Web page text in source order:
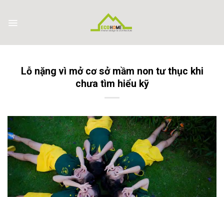
content
Lỗ nặng vì mở cơ sở mầm non tư thục khi
chưa tìm hiểu kỹ